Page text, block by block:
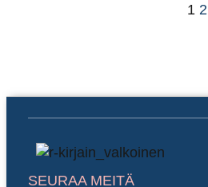
1 2
SEURAA MEITÄ